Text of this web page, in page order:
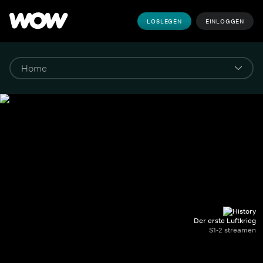
LOSLEGEN EINLOGGEN
Der erste Luftkrieg
S1-2 streamen